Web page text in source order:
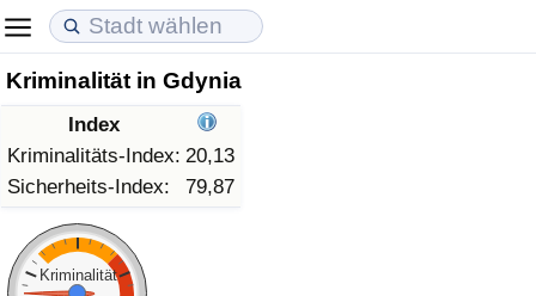
Kriminalität in Gdynia
Index
Kriminalitäts-Index: 20,13
Sicherheits-Index:
79,87
Kriminalität
Lebenshaltungskosten
Lebenshaltungskosten-Index (aktuell)
Lebenshaltungskosten-Index
Lebenshaltungskosten-Index nach Land
Immobilienpreise
Immobilienpreis-Index (aktuell)
Immobilienpreis-Index
Immobilienpreis-Index nach Land
Lebensqualität
Lebensqualität-Index
Lebensqualität-Index (aktuell)
Lebensqualitätsindex nach Land